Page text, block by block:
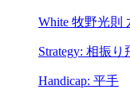
White 牧野光則
Strategy: 相振り
Handicap: 平手